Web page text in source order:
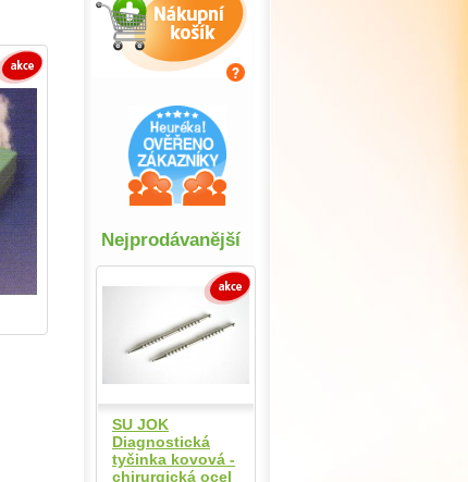
Nejprodávanější
SU JOK
Diagnostická
tyčinka kovová -
chirurgická ocel